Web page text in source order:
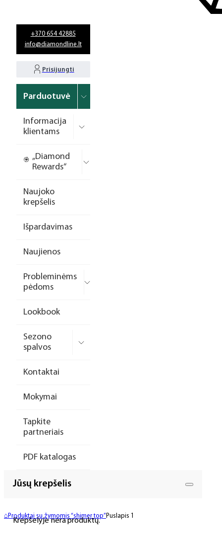
+370 654 42885
info@diamondline.lt
Prisijungti
Parduotuvė
Informacija
klientams
„Diamond
Rewards“
Naujoko
krepšelis
Išpardavimas
Naujienos
Probleminėms
pėdoms
Lookbook
Sezono
spalvos
Kontaktai
Mokymai
Tapkite
partneriais
PDF katalogas
Jūsų krepšelis
Krepšelyje nėra produktų.
⌂ Produktai su žymomis “shimer top” Puslapis 1